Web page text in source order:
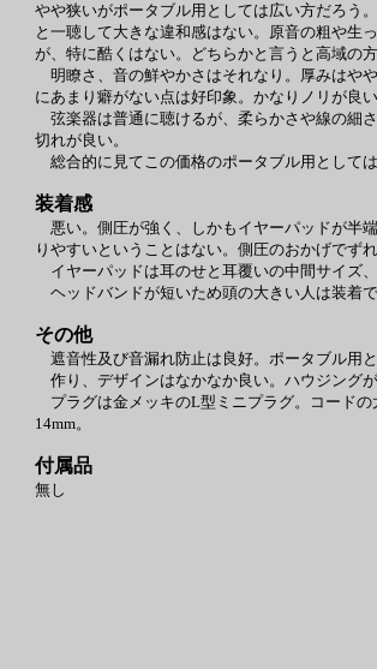
やや狭いがポータブル用としては広い方だろう
と一聴して大きな違和感はない。原音の粗や生
が、特に酷くはない。どちらかと言うと高域の方
明瞭さ、音の鮮やかさはそれなり。厚みはや
にあまり癖がない点は好印象。かなりノリが良
弦楽器は普通に聴けるが、柔らかさや線の細
切れが良い。
総合的に見てこの価格のポータブル用として
装着感
悪い。側圧が強く、しかもイヤーパッドが半
りやすいということはない。側圧のおかげでずれ
イヤーパッドは耳のせと耳覆いの中間サイズ
ヘッドバンドが短いため頭の大きい人は装着で
その他
遮音性及び音漏れ防止は良好。ポータブル用と
作り、デザインはなかなか良い。ハウジング
プラグは金メッキのL型ミニプラグ。コードの
14mm。
付属品
無し